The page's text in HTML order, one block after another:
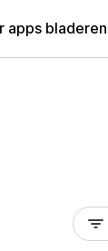
apps bladeren